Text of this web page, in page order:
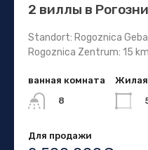
2 виллы в
Standort: Rogoznica
Rogoznica Zentrum: 15
ванная комната
8
Жилая
Для продажи